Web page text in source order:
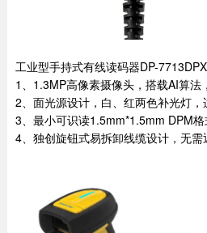
工业型手持式有线读码器DP-7713DPX
1、1.3MP高像素摄像头，搭载AI算法
2、面光源设计，白、红两色补光灯
3、最小可识读1.5mm*1.5mm DPM格
4、独创旋钮式易拆卸线缆设计，无需